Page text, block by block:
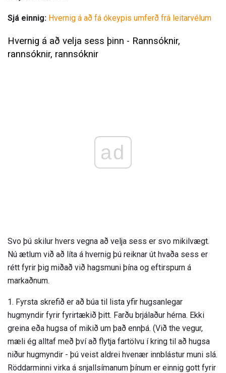
Sjá einnig: Hvernig á að fá ókeypis umferð frá leitarvélum
Hvernig á að velja sess þinn - Rannsóknir,
rannsóknir, rannsóknir
ad
Svo þú skilur hvers vegna að velja sess er svo mikilvægt.
Nú ætlum við að líta á hvernig þú reiknar út hvaða sess er
rétt fyrir þig miðað við hagsmuni þína og eftirspurn á
markaðnum.
1. Fyrsta skrefið er að búa til lista yfir hugsanlegar
hugmyndir fyrir fyrirtækið þitt. Farðu brjálaður hérna. Ekki
greina eða hugsa of mikið um það ennþá. (Við the vegur,
mæli ég alltaf með því að flytja fartölvu í kring til að hugsa
niður hugmyndir - þú veist aldrei hvenær innblástur muni slá.
Röddarminni virka á snjallsímanum þínum er einnig gott fyrir